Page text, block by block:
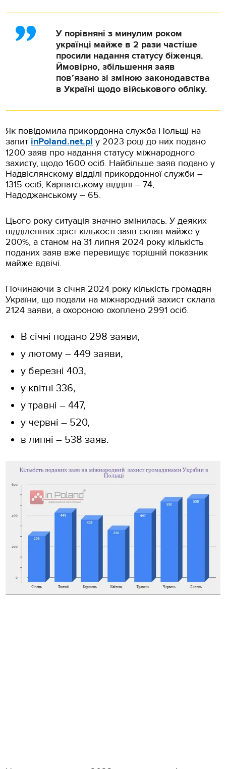
У порівняні з минулим роком
українці майже в 2 рази частіше
просили надання статусу біженця.
Ймовірно, збільшення заяв
пов’язано зі зміною законодавства
в Україні щодо військового обліку.
Як повідомила прикордонна служба Польщі на
запит inPoland.net.pl у 2023 році до них подано
1200 заяв про надання статусу міжнародного
захисту, щодо 1600 осіб. Найбільше заяв подано у
Надвіслянскому відділі прикордонної служби –
1315 осіб, Карпатському відділі – 74,
Надоджанському – 65.
Цього року ситуація значно змінилась. У деяких
відділеннях зріст кількості заяв склав майже у
200%, а станом на 31 липня 2024 року кількість
поданих заяв вже перевищує торішній показник
майже вдвічі.
Починаючи з січня 2024 року кількість громадян
України, що подали на міжнародний захист склала
2124 заяви, а охороною охоплено 2991 осіб.
В січні подано 298 заяви,
у лютому – 449 заяви,
у березні 403,
у квітні 336,
у травні – 447,
у червні – 520,
в липні – 538 заяв.